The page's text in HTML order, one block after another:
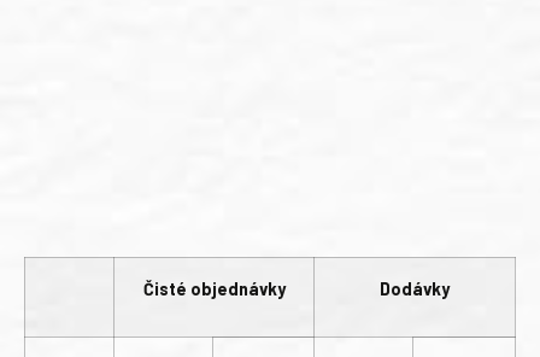
Čisté objednávky Dodávky